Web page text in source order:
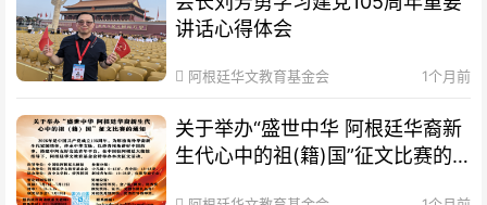
讲话心得体会
阿根廷华文教育基金会 1个月前
关于举办“盛世中华 阿根廷华裔新
生代心中的祖(籍)国”征文比赛的